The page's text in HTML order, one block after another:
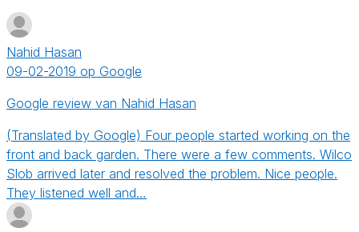
Nahid Hasan
09-02-2019 op Google
Google review van Nahid Hasan
(Translated by Google) Four people started working on the
front and back garden. There were a few comments. Wilco
Slob arrived later and resolved the problem. Nice people.
They listened well and…